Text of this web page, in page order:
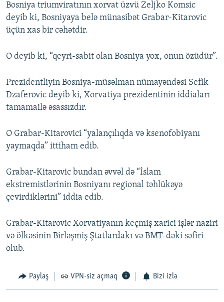
Bosniya triumviratının xorvat üzvü Zeljko Komsic
deyib ki, Bosniyaya belə münasibət Grabar-Kitarovic
üçün xas bir cəhətdir.
O deyib ki, “qeyri-sabit olan Bosniya yox, onun özüdür”.
Prezidentliyin Bosniya-müsəlman nümayəndəsi Sefik
Dzaferovic deyib ki, Xorvatiya prezidentinin iddiaları
tamamailə əsassızdır.
O Grabar-Kitarovici “yalançılıqda və ksenofobiyanı
yaymaqda” ittiham edib.
Grabar-Kitarovic bundan əvvəl də “İslam
ekstremistlərinin Bosniyanı regional təhlükəyə
çevirdiklərini” iddia edib.
Grabar-Kitarovic Xorvatiyanın keçmiş xarici işlər naziri
və ölkəsinin Birləşmiş Ştatlardakı və BMT-dəki səfiri
olub.
Paylaş VPN-siz açmaq Bizi izlə